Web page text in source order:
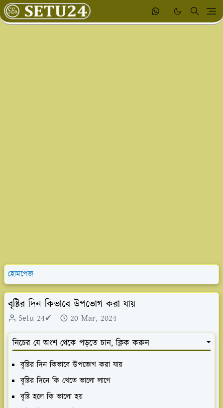
হোমপেজ
বৃষ্টির দিন কিভাবে উপভোগ করা যায়
Setu 24✔ 20 Mar, 2024
নিচের যে অংশ থেকে পড়তে চান, ক্লিক করুন
বৃষ্টির দিন কিভাবে উপভোগ করা যায়
বৃষ্টির দিনে কি খেতে ভালো লাগে
বৃষ্টি হলে কি ভালো হয়